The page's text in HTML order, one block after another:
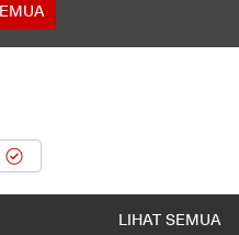
LIHAT SEMUA